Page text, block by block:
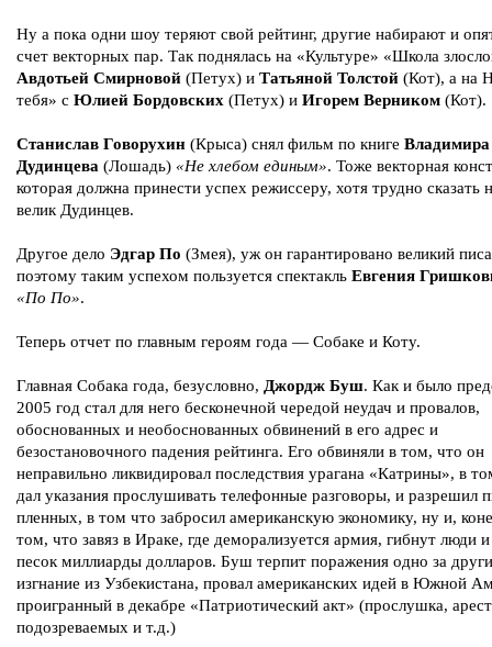
Ну а пока одни шоу теряют свой рейтинг, другие набирают и
счет векторных пар. Так поднялась на «Культуре» «Школа
Авдотьей Смирновой (Петух) и Татьяной Толстой (Кот), а на
тебя» с Юлией Бордовских (Петух) и Игорем Верником (Кот).
Станислав Говорухин (Крыса) снял фильм по книге Владимира
Дудинцева (Лошадь) «Не хлебом единым». Тоже векторная
которая должна принести успех режиссеру, хотя трудно сказать
велик Дудинцев.
Другое дело Эдгар По (Змея), уж он гарантировано великий
поэтому таким успехом пользуется спектакль Евгения
«По По».
Теперь отчет по главным героям года — Собаке и Коту.
Главная Собака года, безусловно, Джордж Буш. Как и было
2005 год стал для него бесконечной чередой неудач и провалов,
обоснованных и необоснованных обвинений в его адрес и
безостановочного падения рейтинга. Его обвиняли в том, что он
неправильно ликвидировал последствия урагана «Катрины», в
дал указания прослушивать телефонные разговоры, и разрешил
пленных, в том что забросил американскую экономику, ну и,
том, что завяз в Ираке, где деморализуется армия, гибнут люди
песок миллиарды долларов. Буш терпит поражения одно за
изгнание из Узбекистана, провал американских идей в Южной
проигранный в декабре «Патриотический акт» (прослушка, арест
подозреваемых и т.д.)